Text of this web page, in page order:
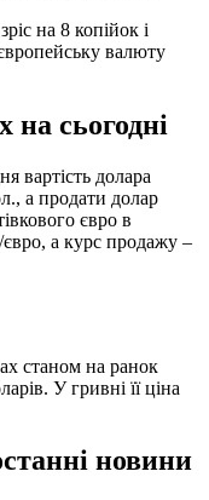
на 8 копійок і
валюту
сьогодні
вартість долара
а продати долар
євро в
євро, а курс продажу –
станом на ранок
У гривні її ціна
новини